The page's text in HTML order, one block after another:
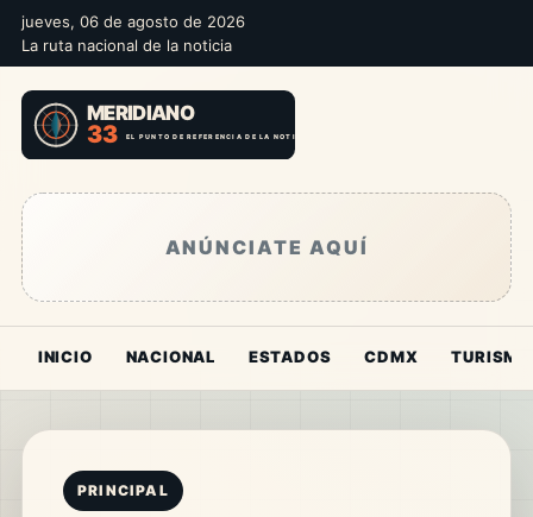
jueves, 06 de agosto de 2026
La ruta nacional de la noticia
ANÚNCIATE AQUÍ
INICIO NACIONAL ESTADOS CDMX TURISMO
PRINCIPAL